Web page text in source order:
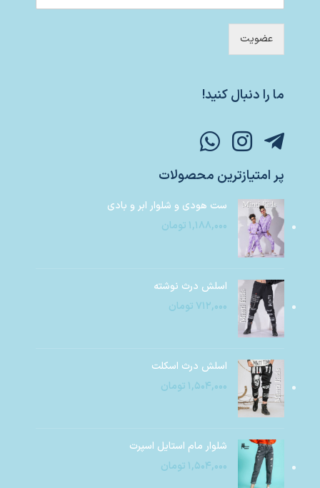
عضویت
ما را دنبال کنید!
پر امتیازترین محصولات
ست هودی و شلوار ابر و بادی
۱,۱۸۸,۰۰۰ تومان
اسلش درث نوشته
۷۱۲,۰۰۰ تومان
اسلش درث اسکلت
۱,۵۰۴,۰۰۰ تومان
شلوار مام استایل اسپرت
۱,۵۰۴,۰۰۰ تومان